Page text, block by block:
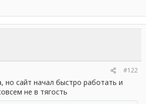
#122
но сайт начал быстро работать и
не в тягость